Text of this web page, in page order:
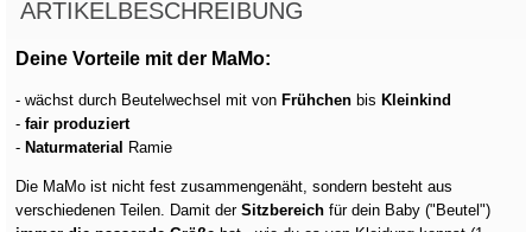
ARTIKELBESCHREIBUNG
Deine Vorteile mit der MaMo:
- wächst durch Beutelwechsel mit von Frühchen bis Kleinkind
- fair produziert
- Naturmaterial Ramie
Die MaMo ist nicht fest zusammengenäht, sondern besteht aus
verschiedenen Teilen. Damit der Sitzbereich für dein Baby ("Beutel")